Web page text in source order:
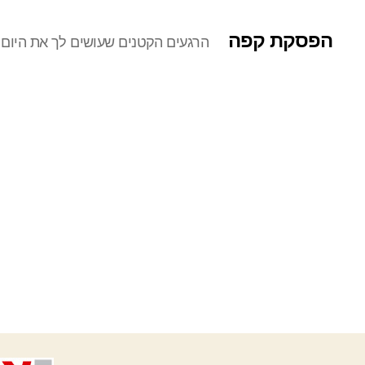
הפסקת קפה הרגעים הקטנים שעושים לך את היום